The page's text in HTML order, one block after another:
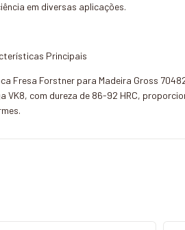
em diversas aplicações.
Principais
Fresa Forstner para Madeira Gross
VK8, com dureza de 86-92 HRC,